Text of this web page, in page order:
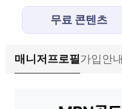
무료 콘텐츠
매니저프로필가입안내